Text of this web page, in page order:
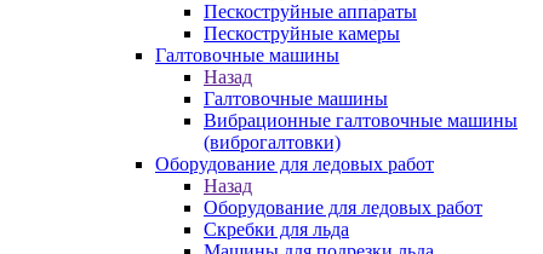
Пескоструйные аппараты
Пескоструйные камеры
Галтовочные машины
Назад
Галтовочные машины
Вибрационные галтовочные машины
(виброгалтовки)
Оборудование для ледовых работ
Назад
Оборудование для ледовых работ
Скребки для льда